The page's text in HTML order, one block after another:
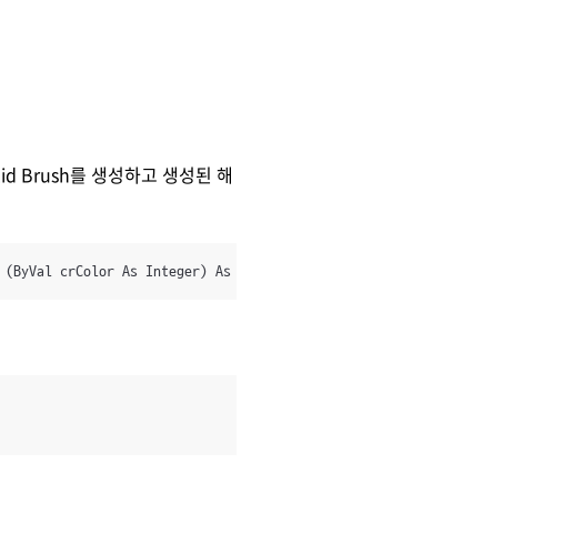
Brush를 생성하고 생성된 해
(ByVal crColor As Integer) As Integer